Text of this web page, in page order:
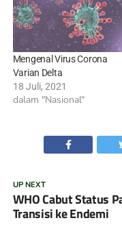
Mengenal Virus Corona
Varian Delta
18 Juli, 2021
dalam "Nasional"
UP NEXT
WHO Cabut Status
Transisi ke Endemi